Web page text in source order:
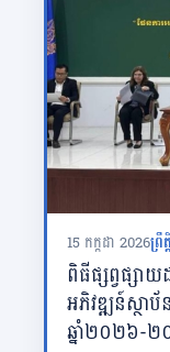
15 កក្កដា 2026ព្រឹ
ពិធីផ្សព្វផ្សាយ
អភិវឌ្ឍន៍ស្ថាប័
ឆ្នាំ២០២៦-